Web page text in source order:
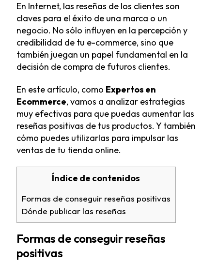
En Internet, las reseñas de los clientes son
claves para el éxito de una marca o un
negocio. No sólo influyen en la percepción y
credibilidad de tu e-commerce, sino que
también juegan un papel fundamental en la
decisión de compra de futuros clientes.
En este artículo, como Expertos en
Ecommerce, vamos a analizar estrategias
muy efectivas para que puedas aumentar las
reseñas positivas de tus productos. Y también
cómo puedes utilizarlas para impulsar las
ventas de tu tienda online.
Índice de contenidos
Formas de conseguir reseñas positivas
Dónde publicar las reseñas
Formas de conseguir reseñas
positivas